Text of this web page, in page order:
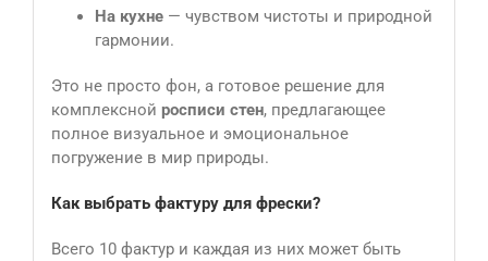
На кухне— чувством чистоты и природной
гармонии.
Это не просто фон, а готовое решение для
комплексной росписи стен, предлагающее
полное визуальное и эмоциональное
погружение в мир природы.
Как выбрать фактуру для фрески?
Всего 10 фактур и каждая из них может быть